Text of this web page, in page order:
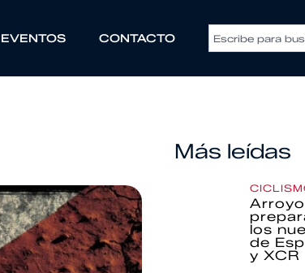
EVENTOS CONTACTO
Más leídas
los
de
y XCR